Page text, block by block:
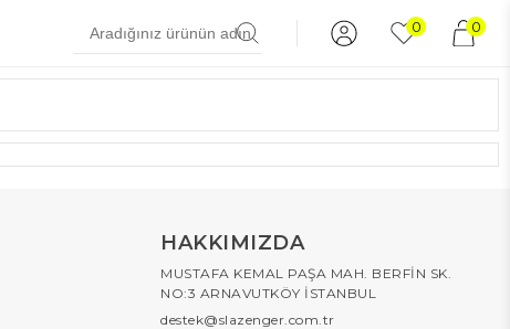
0 0
HAKKIMIZDA
MUSTAFA KEMAL PAŞA MAH. BERFİN SK.
NO:3 ARNAVUTKÖY İSTANBUL
destek@slazenger.com.tr